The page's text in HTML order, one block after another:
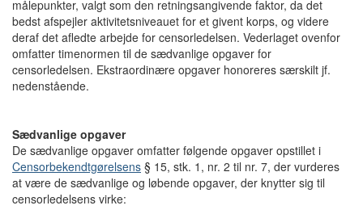
målepunkter, valgt som den retningsangivende faktor, da det
bedst afspejler aktivitetsniveauet for et givent korps, og videre
deraf det afledte arbejde for censorledelsen. Vederlaget ovenfor
omfatter timenormen til de sædvanlige opgaver for
censorledelsen. Ekstraordinære opgaver honoreres særskilt jf.
nedenstående.
Sædvanlige opgaver
De sædvanlige opgaver omfatter følgende opgaver opstillet i
Censorbekendtgørelsens § 15, stk. 1, nr. 2 til nr. 7, der vurderes
at være de sædvanlige og løbende opgaver, der knytter sig til
censorledelsens virke: